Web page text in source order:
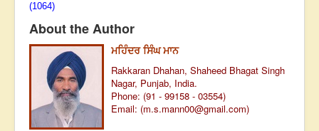
(1064)
About the Author
ਮਹਿੰਦਰ ਸਿੰਘ ਮਾਨ
Rakkaran Dhahan, Shaheed Bhagat Singh
Nagar, Punjab, India.
Phone: (91 - 99158 - 03554)
Email: (m.s.mann00@gmail.com)